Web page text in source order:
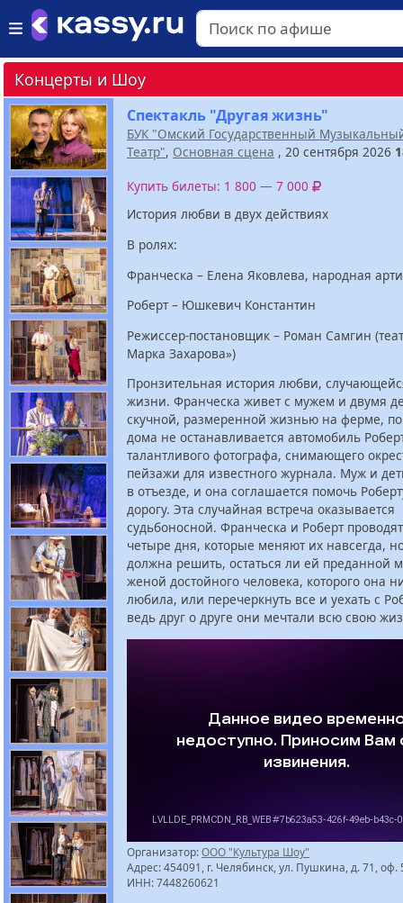
Концерты и Шоу
Спектакль "Другая жизнь"
БУК "Омский Государственный
Театр", Основная сцена , 20 сентября 2026
Купить билеты: 1 800 — 7 000
История любви в двух действиях
В ролях:
Франческа – Елена Яковлева, народная
Роберт – Юшкевич Константин
Режиссер-постановщик – Роман Самгин
Марка Захарова»)
Пронзительная история любви,
жизни. Франческа живет с мужем и двумя
скучной, размеренной жизнью на ферме,
дома не останавливается автомобиль
талантливого фотографа, снимающего
пейзажи для известного журнала. Муж и
в отъезде, и она соглашается помочь
дорогу. Эта случайная встреча оказывается
судьбоносной. Франческа и Роберт
четыре дня, которые меняют их навсегда,
должна решить, остаться ли ей преданной
женой достойного человека, которого она
любила, или перечеркнуть все и уехать с
ведь друг о друге они мечтали всю свою
Организатор:ООО "Культура Шоу"
Адрес: 454091, г. Челябинск, ул. Пушкина, д. 71, оф.
ИНН: 7448260621